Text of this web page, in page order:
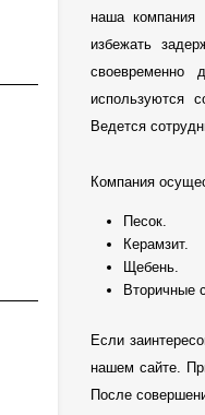
наша компания
избежать
своевременно
используются
Ведется
Компания
Песок.
Керамзит.
Щебень.
Вторичные
Если
нашем сайте.
После